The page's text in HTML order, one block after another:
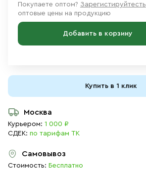
Покупаете оптом? Зарегистируйтесть
оптовые цены на продукцию
Добавить в корзину
Купить в 1 клик
Москва
Курьером: 1 000 ₽
СДЕК: по тарифам ТК
Самовывоз
Стоимость: Бесплатно